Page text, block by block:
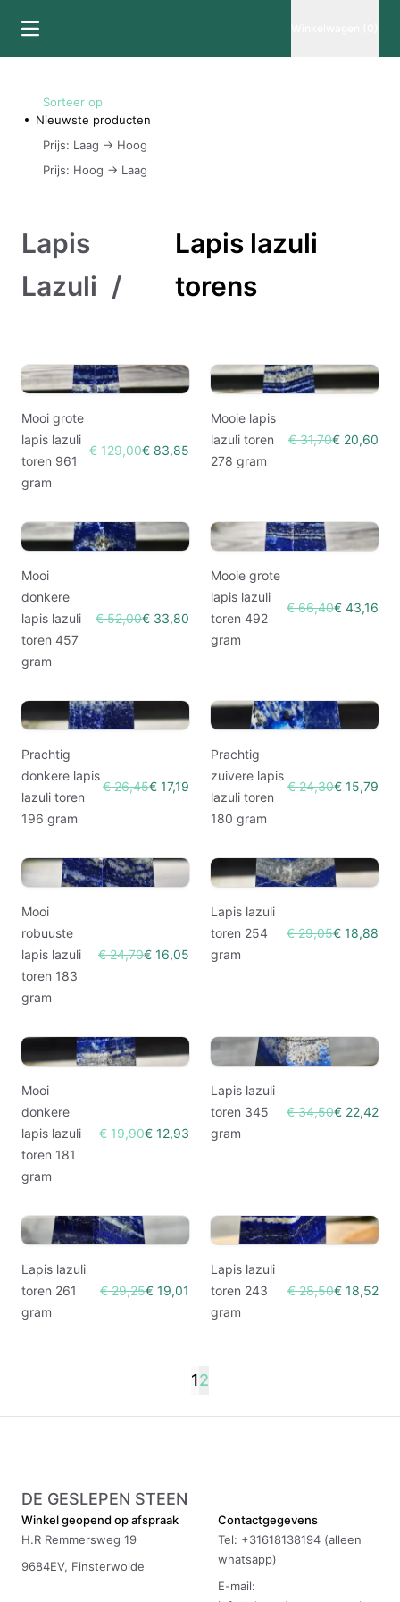
Sorteer op
Nieuwste producten
Prijs: Laag -> Hoog
Prijs: Hoog -> Laag
Lapis
Lazuli /
Lapis lazuli
torens
Mooi grote
lapis lazuli
toren 961
gram
€ 129,00€ 83,85
Mooie lapis
lazuli toren
278 gram
€ 31,70€ 20,60
Mooi
donkere
lapis lazuli
toren 457
gram
€ 52,00€ 33,80
Mooie grote
lapis lazuli
toren 492
gram
€ 66,40€ 43,16
Prachtig
donkere lapis
lazuli toren
196 gram
€ 26,45€ 17,19
Prachtig
zuivere lapis
lazuli toren
180 gram
€ 24,30€ 15,79
Mooi
robuuste
lapis lazuli
toren 183
gram
€ 24,70€ 16,05
Lapis lazuli
toren 254
gram
€ 29,05€ 18,88
Mooi
donkere
lapis lazuli
toren 181
gram
€ 19,90€ 12,93
Lapis lazuli
toren 345
gram
€ 34,50€ 22,42
Lapis lazuli
toren 261
gram
€ 29,25€ 19,01
Lapis lazuli
toren 243
gram
€ 28,50€ 18,52
12
DE GESLEPEN STEEN
Winkel geopend op afspraak
H.R Remmersweg 19
9684EV, Finsterwolde
Contactgegevens
Tel: +31618138194 (alleen
whatsapp)
E-mail: